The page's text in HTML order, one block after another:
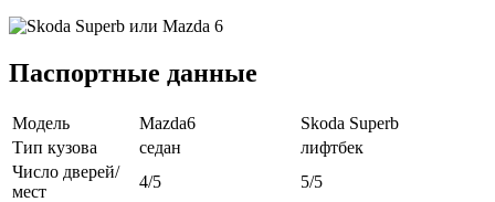
Паспортные данные
Модель Mazda6
Skoda Superb
Тип кузова
седан
лифтбек
Число дверей/
мест
4/5
5/5